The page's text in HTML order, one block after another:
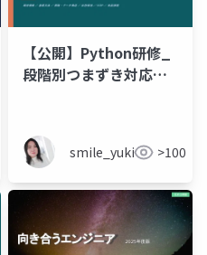
【公開】Python研修_
段階別つまずき対応ハ
smile_yukiko_it>100